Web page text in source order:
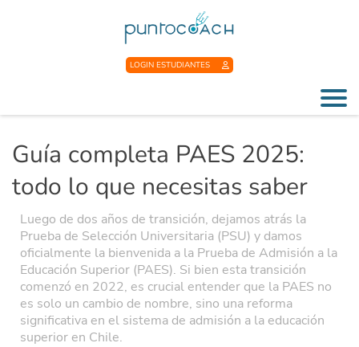
LOGIN ESTUDIANTES
Guía completa PAES 2025:
todo lo que necesitas saber
Luego de dos años de transición, dejamos atrás la
Prueba de Selección Universitaria (PSU) y damos
oficialmente la bienvenida a la Prueba de Admisión a la
Educación Superior (PAES). Si bien esta transición
comenzó en 2022, es crucial entender que la PAES no
es solo un cambio de nombre, sino una reforma
significativa en el sistema de admisión a la educación
superior en Chile.